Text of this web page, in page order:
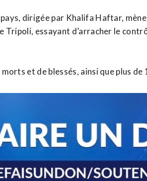
pays, dirigée par Khalifa Haftar,
essayant d’arracher le
et de blessés, ainsi que plus